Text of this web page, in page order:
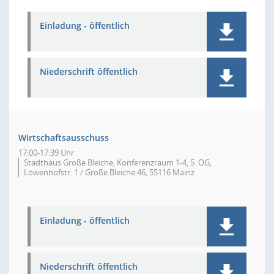
Einladung - öffentlich
Niederschrift öffentlich
Wirtschaftsausschuss
17:00-17:39 Uhr
Stadthaus Große Bleiche, Konferenzraum 1-4, 5. OG,
Löwenhofstr. 1 / Große Bleiche 46, 55116 Mainz
Einladung - öffentlich
Niederschrift öffentlich